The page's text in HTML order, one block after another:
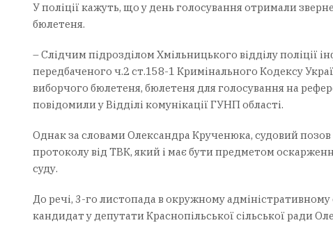
У поліції кажуть, що у день голосування отримали
бюлетеня.
– Слідчим підрозділом Хмільницького відділу поліції
передбаченого ч.2 ст.158-1 Кримінального Кодексу
виборчого бюлетеня, бюлетеня для голосування на
повідомили у Відділі комунікації ГУНП області.
Однак за словами Олександра Крученюка, судовий
протоколу від ТВК, який і має бути предметом
суду.
До речі, 3-го листопада в окружному
кандидат у депутати Краснопільської сільської ради